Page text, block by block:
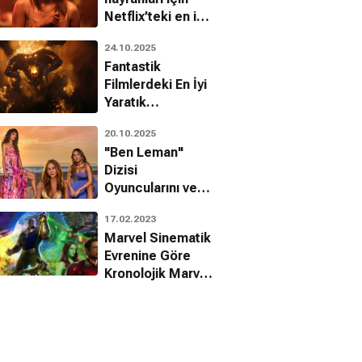
Netflix’teki en iyi
24.10.2025
Fantastik
Filmlerdeki En İyi
Yaratık
20.10.2025
"Ben Leman"
Dizisi
Oyuncularını ve
Tanıyalım!
17.02.2023
Marvel Sinematik
Evrenine Göre
Kronolojik Marvel